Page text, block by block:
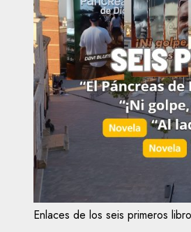
Enlaces de los seis primeros